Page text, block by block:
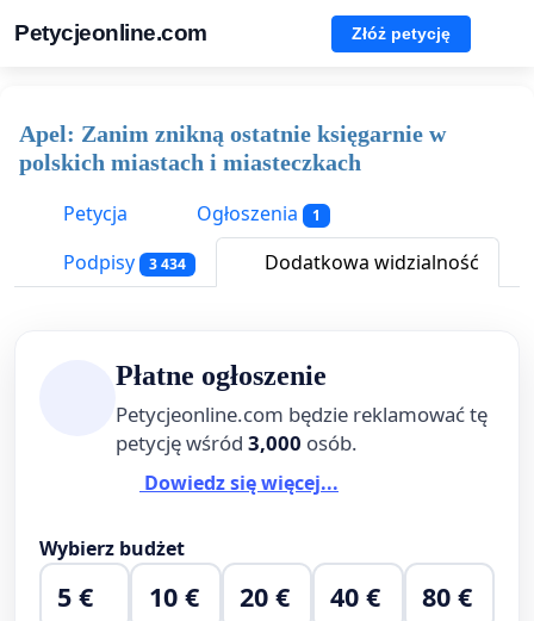
Petycjeonline.com Złóż petycję
Apel: Zanim znikną ostatnie księgarnie w
polskich miastach i miasteczkach
Petycja
Ogłoszenia 1
Podpisy 3 434 Dodatkowa widzialność
Płatne ogłoszenie
Petycjeonline.com będzie reklamować tę
petycję wśród 3,000 osób.
Dowiedz się więcej...
Wybierz budżet
5 € 10 € 20 € 40 € 80 €